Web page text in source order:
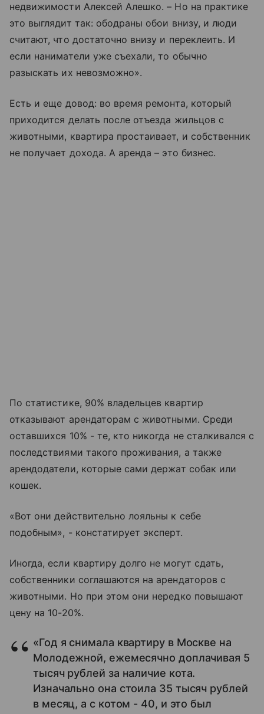
недвижимости Алексей Алешко. – Но на практике
это выглядит так: ободраны обои внизу, и люди
считают, что достаточно внизу и переклеить. И
если наниматели уже съехали, то обычно
разыскать их невозможно».
Есть и еще довод: во время ремонта, который
приходится делать после отъезда жильцов с
животными, квартира простаивает, и собственник
не получает дохода. А аренда – это бизнес.
По статистике, 90% владельцев квартир
отказывают арендаторам с животными. Среди
оставшихся 10% - те, кто никогда не сталкивался с
последствиями такого проживания, а также
арендодатели, которые сами держат собак или
кошек.
«Вот они действительно лояльны к себе
подобным», - констатирует эксперт.
Иногда, если квартиру долго не могут сдать,
собственники соглашаются на арендаторов с
животными. Но при этом они нередко повышают
цену на 10-20%.
«Год я снимала квартиру в Москве на
Молодежной, ежемесячно доплачивая 5
тысяч рублей за наличие кота.
Изначально она стоила 35 тысяч рублей
в месяц, а с котом - 40, и это был